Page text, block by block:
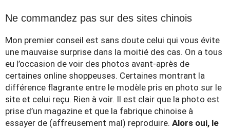
Ne commandez pas sur des sites chinois
Mon premier conseil est sans doute celui qui vous évite
une mauvaise surprise dans la moitié des cas. On a tous
eu l’occasion de voir des photos avant-après de
certaines online shoppeuses. Certaines montrant la
différence flagrante entre le modèle pris en photo sur le
site et celui reçu. Rien à voir. Il est clair que la photo est
prise d’un magazine et que la fabrique chinoise à
essayer de (affreusement mal) reproduire. Alors oui, le